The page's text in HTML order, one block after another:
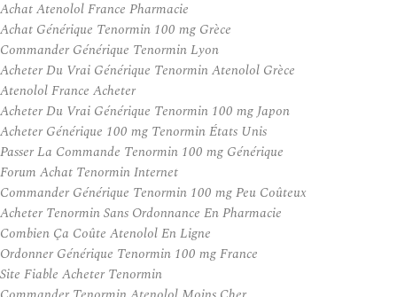
Achat Atenolol France Pharmacie
Achat Générique Tenormin 100 mg Grèce
Commander Générique Tenormin Lyon
Acheter Du Vrai Générique Tenormin Atenolol Grèce
Atenolol France Acheter
Acheter Du Vrai Générique Tenormin 100 mg Japon
Acheter Générique 100 mg Tenormin États Unis
Passer La Commande Tenormin 100 mg Générique
Forum Achat Tenormin Internet
Commander Générique Tenormin 100 mg Peu Coûteux
Acheter Tenormin Sans Ordonnance En Pharmacie
Combien Ça Coûte Atenolol En Ligne
Ordonner Générique Tenormin 100 mg France
Site Fiable Acheter Tenormin